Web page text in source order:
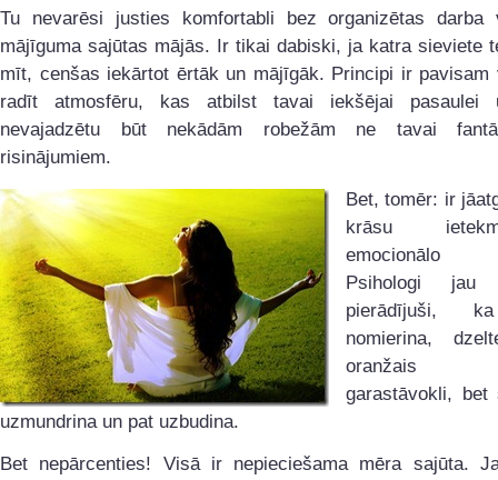
Tu nevarēsi justies komfortabli bez organizētas darba
mājīguma sajūtas mājās. Ir tikai dabiski, ja katra sieviete
mīt, cenšas iekārtot ērtāk un mājīgāk. Principi ir pavisam
radīt atmosfēru, kas atbilst tavai iekšējai pasaulei
nevajadzētu būt nekādām robežām ne tavai
risinājumiem.
Bet, tomēr: ir
krāsu
emocionālo
Psihologi
pierādījuši,
nomierina,
oranžais
garastāvokli, bet
uzmundrina un pat uzbudina.
Bet nepārcenties! Visā ir nepieciešama mēra sajūta.